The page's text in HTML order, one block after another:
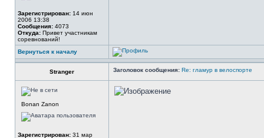
Зарегистрирован: 14 июн
2006 13:38
Сообщения: 4073
Откуда: Привет участникам
соревнований!
Вернуться к началу
Stranger Заголовок сообщения: Re: гламур в велоспорте
Bonan Zanon
Зарегистрирован: 31 мар